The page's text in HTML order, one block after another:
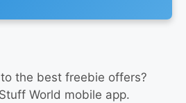
the best freebie offers?
World mobile app.